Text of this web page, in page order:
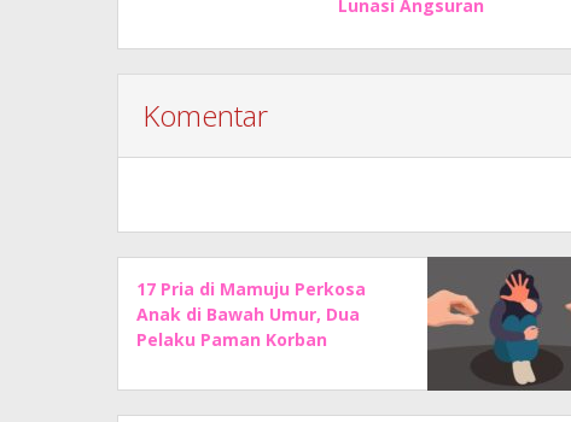
Lunasi Angsuran
Komentar
17 Pria di Mamuju Perkosa
Anak di Bawah Umur, Dua
Pelaku Paman Korban